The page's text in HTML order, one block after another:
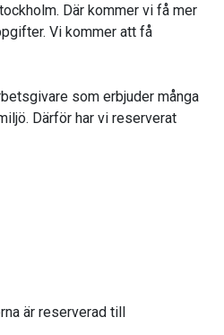
Där kommer vi få mer
Vi kommer att få
som erbjuder många
Därför har vi reserverat
är reserverad till